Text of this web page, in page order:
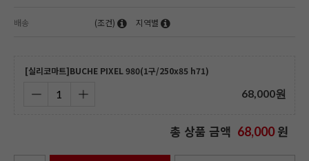
배송 (조건) 지역별
[실리코마트]BUCHE PIXEL 980(1구/250x85 h71)
68,000원
총 상품 금액 68,000 원